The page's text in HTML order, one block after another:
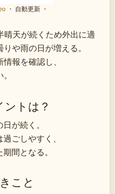
・ 自動更新 ・
晴天が続くため外出に適
や雨の日が増える。
報を確認し、
ントは？
が続く。
ごしやすく、
間となる。
こと